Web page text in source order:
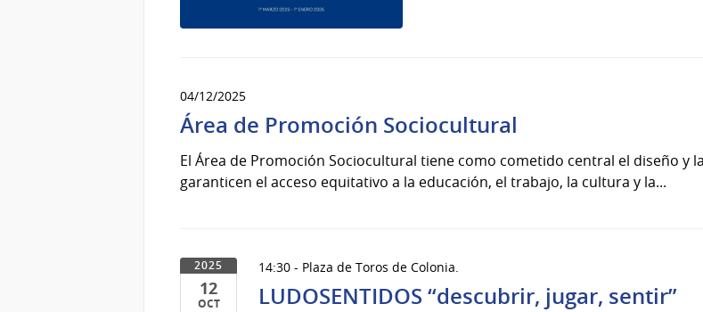
04/12/2025
Área de Promoción Sociocultural
El Área de Promoción Sociocultural tiene como cometido central el diseño y
garanticen el acceso equitativo a la educación, el trabajo, la cultura y la...
2025
12
OCT
14:30 - Plaza de Toros de Colonia.
LUDOSENTIDOS “descubrir, jugar, sentir”